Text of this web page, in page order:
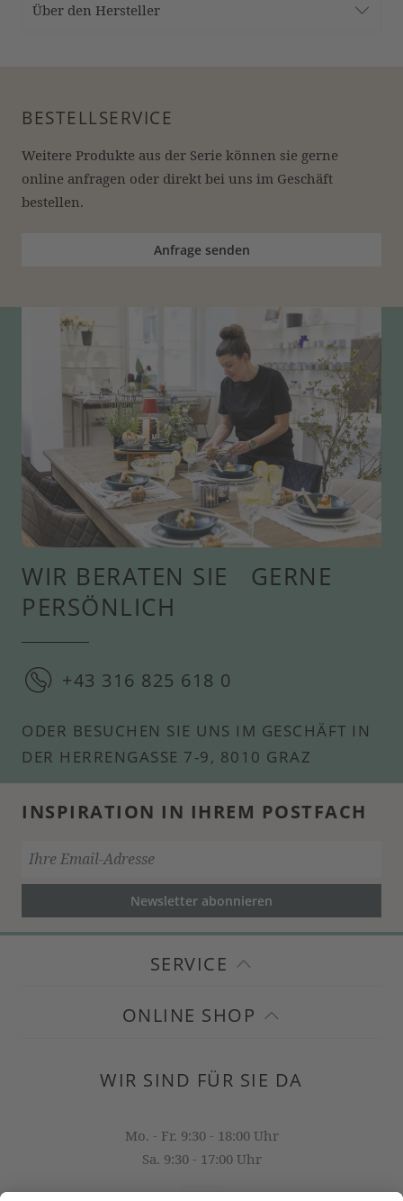
Über den Hersteller
BESTELLSERVICE
Weitere Produkte aus der Serie können sie gerne
online anfragen oder direkt bei uns im Geschäft
bestellen.
Anfrage senden
WIR BERATEN SIE GERNE
PERSÖNLICH
+43 316 825 618 0
ODER BESUCHEN SIE UNS IM GESCHÄFT IN
DER HERRENGASSE 7-9, 8010 GRAZ
INSPIRATION IN IHREM POSTFACH
Newsletter abonnieren
SERVICE
ONLINE SHOP
WIR SIND FÜR SIE DA
Mo. - Fr. 9:30 - 18:00 Uhr
Sa. 9:30 - 17:00 Uhr